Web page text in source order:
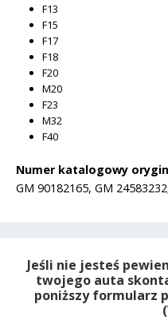
F13
F15
F17
F18
F20
M20
F23
M32
F40
Numer katalogowy
GM 90182165, GM
Jeśli nie jesteś
twojego auta
poniższy formularz